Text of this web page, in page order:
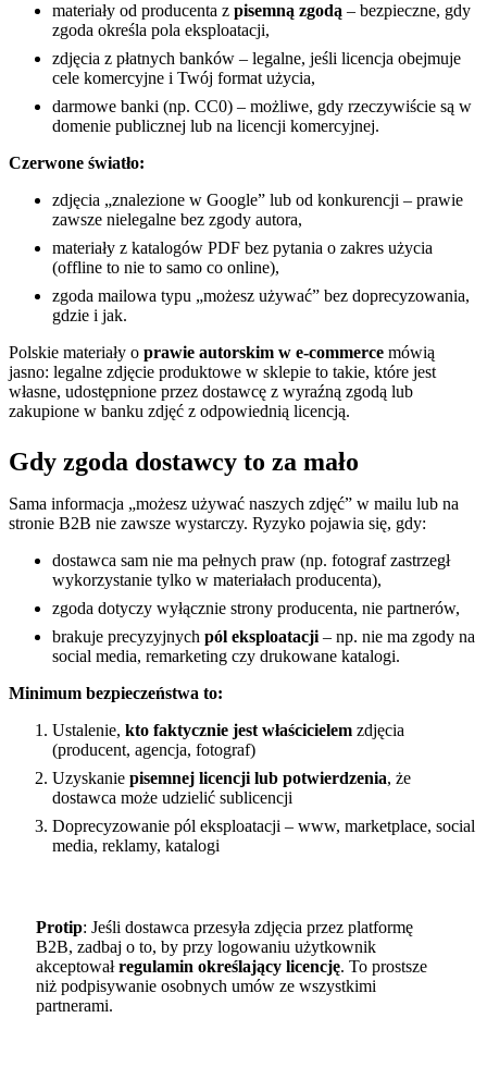
materiały od producenta z pisemną zgodą – bezpieczne, gdy
zgoda określa pola eksploatacji,
zdjęcia z płatnych banków – legalne, jeśli licencja obejmuje
cele komercyjne i Twój format użycia,
darmowe banki (np. CC0) – możliwe, gdy rzeczywiście są w
domenie publicznej lub na licencji komercyjnej.
Czerwone światło:
zdjęcia „znalezione w Google” lub od konkurencji – prawie
zawsze nielegalne bez zgody autora,
materiały z katalogów PDF bez pytania o zakres użycia
(offline to nie to samo co online),
zgoda mailowa typu „możesz używać” bez doprecyzowania,
gdzie i jak.
Polskie materiały o prawie autorskim w e-commerce mówią
jasno: legalne zdjęcie produktowe w sklepie to takie, które jest
własne, udostępnione przez dostawcę z wyraźną zgodą lub
zakupione w banku zdjęć z odpowiednią licencją.
Gdy zgoda dostawcy to za mało
Sama informacja „możesz używać naszych zdjęć” w mailu lub na
stronie B2B nie zawsze wystarczy. Ryzyko pojawia się, gdy:
dostawca sam nie ma pełnych praw (np. fotograf zastrzegł
wykorzystanie tylko w materiałach producenta),
zgoda dotyczy wyłącznie strony producenta, nie partnerów,
brakuje precyzyjnych pól eksploatacji – np. nie ma zgody na
social media, remarketing czy drukowane katalogi.
Minimum bezpieczeństwa to:
Ustalenie, kto faktycznie jest właścicielem zdjęcia
(producent, agencja, fotograf)
Uzyskanie pisemnej licencji lub potwierdzenia, że
dostawca może udzielić sublicencji
Doprecyzowanie pól eksploatacji – www, marketplace, social
media, reklamy, katalogi
Protip: Jeśli dostawca przesyła zdjęcia przez platformę
B2B, zadbaj o to, by przy logowaniu użytkownik
akceptowałregulamin określający licencję. To prostsze
niż podpisywanie osobnych umów ze wszystkimi
partnerami.